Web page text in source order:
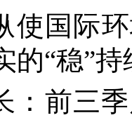
使国际
的“稳”
：前三